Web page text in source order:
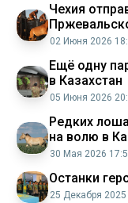
Чехия
02 Июня 2026
Ещё одну
в Казахстан
05 Июня 2026
Редких
на волю в
30 Мая 2026
Останки
25 Декабря 2025